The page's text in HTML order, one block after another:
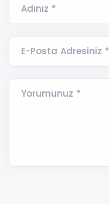
Adınız *
E-Posta Adresiniz *
Yorumunuz *